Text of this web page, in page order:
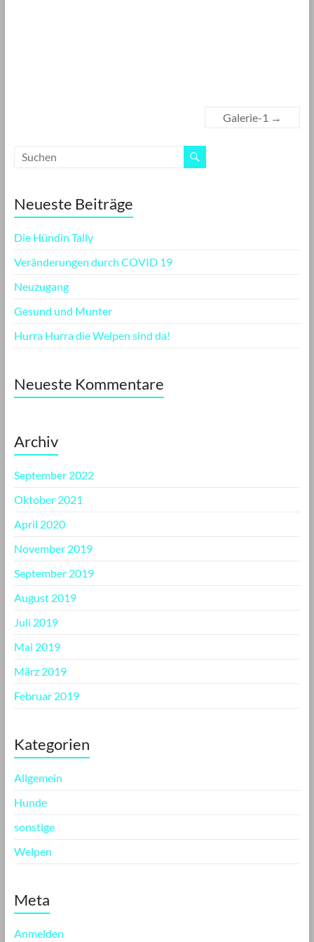
Galerie-1 →
Neueste Beiträge
Die Hündin Tally
Veränderungen durch COVID 19
Neuzugang
Gesund und Munter
Hurra Hurra die Welpen sind da!
Neueste Kommentare
Archiv
September 2022
Oktober 2021
April 2020
November 2019
September 2019
August 2019
Juli 2019
Mai 2019
März 2019
Februar 2019
Kategorien
Allgemein
Hunde
sonstige
Welpen
Meta
Anmelden